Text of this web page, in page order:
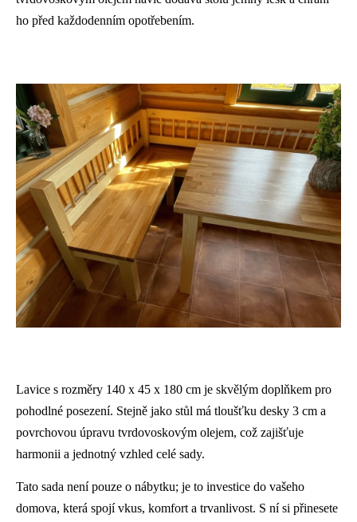
ho před každodenním opotřebením.
Lavice s rozměry 140 x 45 x 180 cm je skvělým doplňkem pro
pohodlné posezení. Stejně jako stůl má tloušťku desky 3 cm a
povrchovou úpravu tvrdovoskovým olejem, což zajišťuje
harmonii a jednotný vzhled celé sady.
Tato sada není pouze o nábytku; je to investice do vašeho
domova, která spojí vkus, komfort a trvanlivost. S ní si přinesete